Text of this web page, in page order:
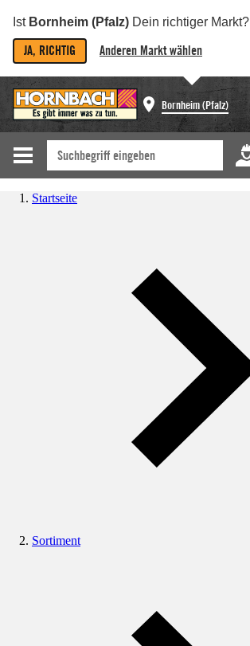
Ist Bornheim (Pfalz) Dein richtiger Markt?
JA, RICHTIG Anderen Markt wählen
Bornheim (Pfalz)
Startseite
Sortiment